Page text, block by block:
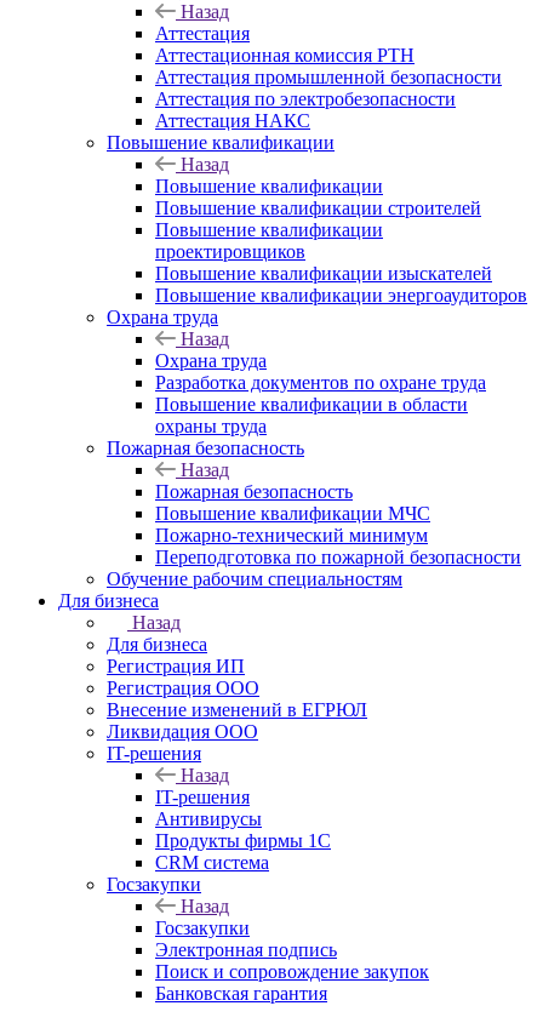
Назад
Аттестация
Аттестационная комиссия РТН
Аттестация промышленной безопасности
Аттестация по электробезопасности
Аттестация НАКС
Повышение квалификации
Назад
Повышение квалификации
Повышение квалификации строителей
Повышение квалификации
проектировщиков
Повышение квалификации изыскателей
Повышение квалификации энергоаудиторов
Охрана труда
Назад
Охрана труда
Разработка документов по охране труда
Повышение квалификации в области
охраны труда
Пожарная безопасность
Назад
Пожарная безопасность
Повышение квалификации МЧС
Пожарно-технический минимум
Переподготовка по пожарной безопасности
Обучение рабочим специальностям
Для бизнеса
Назад
Для бизнеса
Регистрация ИП
Регистрация ООО
Внесение изменений в ЕГРЮЛ
Ликвидация ООО
IT-решения
Назад
IT-решения
Антивирусы
Продукты фирмы 1C
CRM система
Госзакупки
Назад
Госзакупки
Электронная подпись
Поиск и сопровождение закупок
Банковская гарантия